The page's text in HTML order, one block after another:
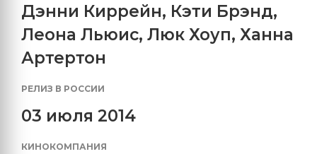
Дэнни Киррейн, Кэти Брэнд,
Леона Льюис, Люк Хоуп, Ханна
Артертон
РЕЛИЗ В РОССИИ
03 июля 2014
КИНОКОМПАНИЯ